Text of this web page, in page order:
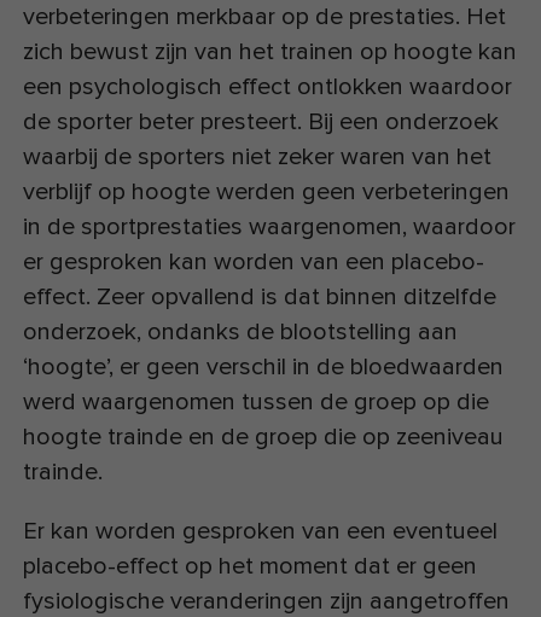
verbeteringen merkbaar op de prestaties. Het
zich bewust zijn van het trainen op hoogte kan
een psychologisch effect ontlokken waardoor
de sporter beter presteert. Bij een onderzoek
waarbij de sporters niet zeker waren van het
verblijf op hoogte werden geen verbeteringen
in de sportprestaties waargenomen, waardoor
er gesproken kan worden van een placebo-
effect. Zeer opvallend is dat binnen ditzelfde
onderzoek, ondanks de blootstelling aan
‘hoogte’, er geen verschil in de bloedwaarden
werd waargenomen tussen de groep op die
hoogte trainde en de groep die op zeeniveau
trainde.
Er kan worden gesproken van een eventueel
placebo-effect op het moment dat er geen
fysiologische veranderingen zijn aangetroffen